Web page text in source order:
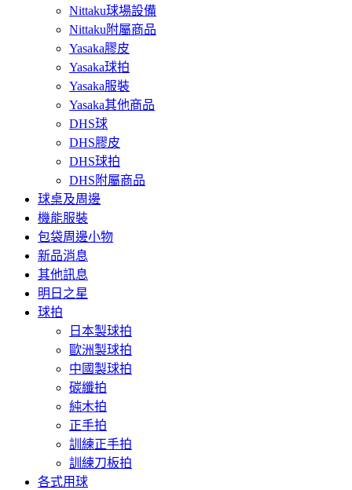
Nittaku球場設備
Nittaku附屬商品
Yasaka膠皮
Yasaka球拍
Yasaka服裝
Yasaka其他商品
DHS球
DHS膠皮
DHS球拍
DHS附屬商品
球桌及周邊
機能服裝
包袋周邊小物
新品消息
其他訊息
明日之星
球拍
日本製球拍
歐洲製球拍
中國製球拍
碳纖拍
純木拍
正手拍
訓練正手拍
訓練刀板拍
各式用球